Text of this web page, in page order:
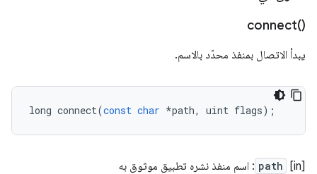
connect()‎
يبدأ الاتصال بمنفذ محدّد بالاسم.
long connect(const char *path, uint flags);
[in]
path : اسم منفذ نشره تطبيق موثوق به